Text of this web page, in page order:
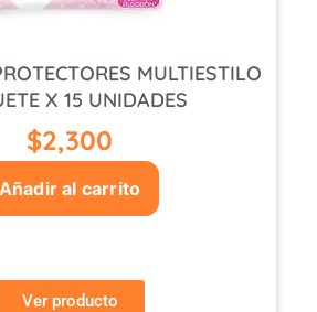
MULTIESTILO
X 15 UNIDADES
$2,300
Añadir al carrito
Ver producto